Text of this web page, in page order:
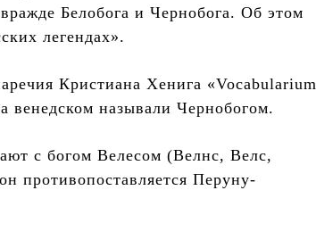
Белобога и Чернобога. Об этом
легендах».
Кристиана Хенига «Vocabularium
венедском называли Чернобогом.
с богом Велесом (Велнс, Велс,
противопоставляется Перуну-